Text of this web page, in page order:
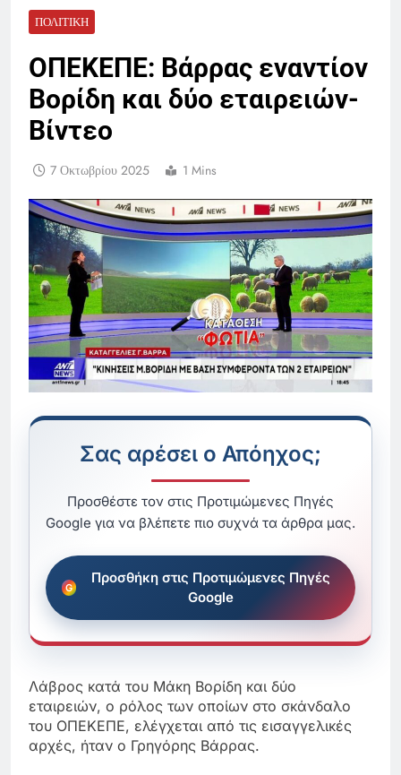
ΠΟΛΙΤΙΚΉ
ΟΠΕΚΕΠΕ: Βάρρας εναντίον
Βορίδη και δύο εταιρειών-
Βίντεο
7 Οκτωβρίου 2025 1 Mins
Σας αρέσει ο Απόηχος;
Προσθέστε τον στις Προτιμώμενες Πηγές
Google για να βλέπετε πιο συχνά τα άρθρα μας.
Προσθήκη στις Προτιμώμενες Πηγές
Google
Λάβρος κατά του Μάκη Βορίδη και δύο
εταιρειών, ο ρόλος των οποίων στο σκάνδαλο
του ΟΠΕΚΕΠΕ, ελέγχεται από τις εισαγγελικές
αρχές, ήταν ο Γρηγόρης Βάρρας.